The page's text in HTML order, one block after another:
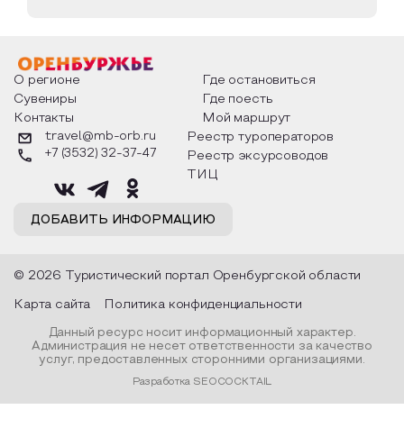
О регионе
Где остановиться
Сувениры
Где поесть
Контакты
Мой маршрут
ДОБАВИТЬ ИНФОРМАЦИЮ
travel@mb-orb.ru
+7 (3532) 32-37-47
Реестр туроператоров
Реестр эксурсоводов
ТИЦ
© 2026 Туристический портал Оренбургской области
Карта сайта Политика конфиденциальности
Данный ресурс носит информационный характер.
Администрация не несет ответственности за качество
услуг, предоставленных сторонними организациями.
Разработка SEOCOCKTAIL